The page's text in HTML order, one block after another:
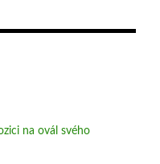
na ovál svého